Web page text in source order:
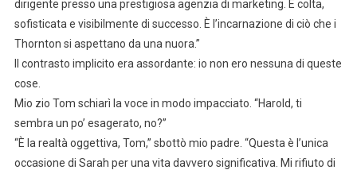
dirigente presso una prestigiosa agenzia di marketing. È colta,
sofisticata e visibilmente di successo. È l’incarnazione di ciò che i
Thornton si aspettano da una nuora.”
Il contrasto implicito era assordante: io non ero nessuna di queste
cose.
Mio zio Tom schiarì la voce in modo impacciato. “Harold, ti
sembra un po’ esagerato, no?”
“È la realtà oggettiva, Tom,” sbottò mio padre. “Questa è l’unica
occasione di Sarah per una vita davvero significativa. Mi rifiuto di